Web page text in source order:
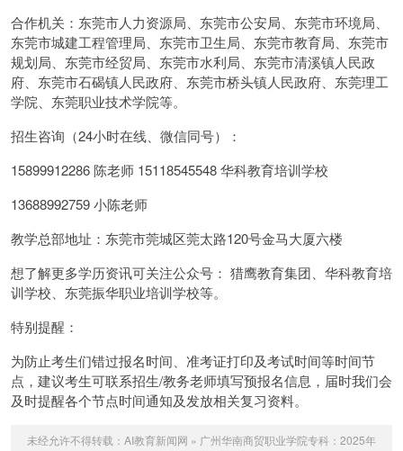
合作机关：东莞市人力资源局、东莞市公安局、东莞市环境局、
东莞市城建工程管理局、东莞市卫生局、东莞市教育局、东莞市
规划局、东莞市经贸局、东莞市水利局、东莞市清溪镇人民政
府、东莞市石碣镇人民政府、东莞市桥头镇人民政府、东莞理工
学院、东莞职业技术学院等。
招生咨询（24小时在线、微信同号）：
15899912286 陈老师 15118545548 华科教育培训学校
13688992759 小陈老师
教学总部地址：东莞市莞城区莞太路120号金马大厦六楼
想了解更多学历资讯可关注公众号： 猎鹰教育集团、华科教育培
训学校、东莞振华职业培训学校等。
特别提醒：
为防止考生们错过报名时间、准考证打印及考试时间等时间节
点，建议考生可联系招生/教务老师填写预报名信息，届时我们会
及时提醒各个节点时间通知及发放相关复习资料。
未经允许不得转载： AI教育新闻网 » 广州华南商贸职业学院专科：2025年